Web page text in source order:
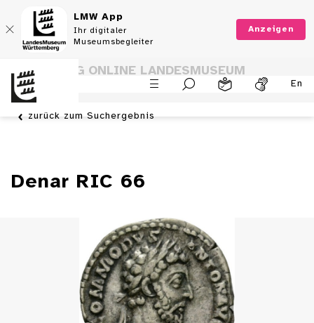
LMW App
Ihr digitaler
Museumsbegleiter
Anzeigen
En
SAMMLUNG ONLINE LANDESMUSEUM
WÜRTTEMBERG
zurück zum Suchergebnis
Denar RIC 66